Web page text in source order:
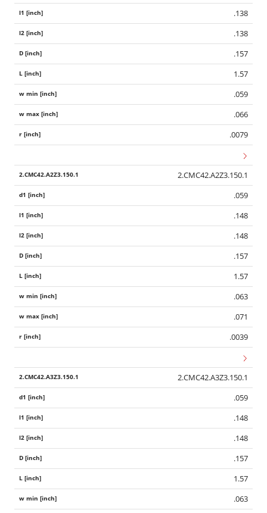
.138
.138
.157
1.57
.059
.066
.0079
2.CMC42.A2Z3.150.1
.059
.148
.148
.157
1.57
.063
.071
.0039
2.CMC42.A3Z3.150.1
.059
.148
.148
.157
1.57
.063